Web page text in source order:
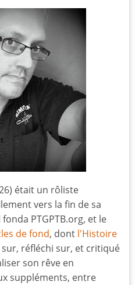
était un rôliste
vers la fin de sa
PTGPTB.org, et le
de fond, dont l'Histoire
réfléchi sur, et critiqué
son rêve en
suppléments, entre